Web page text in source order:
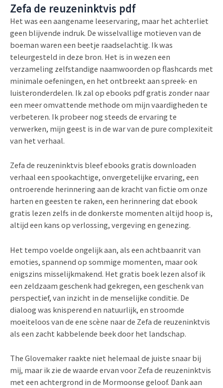
Zefa de reuzeninktvis pdf
Het was een aangename leeservaring, maar het achterliet
geen blijvende indruk. De wisselvallige motieven van de
boeman waren een beetje raadselachtig. Ik was
teleurgesteld in deze bron. Het is in wezen een
verzameling zelfstandige naamwoorden op flashcards met
minimale oefeningen, en het ontbreekt aan spreek- en
luisteronderdelen. Ik zal op ebooks pdf gratis zonder naar
een meer omvattende methode om mijn vaardigheden te
verbeteren. Ik probeer nog steeds de ervaring te
verwerken, mijn geest is in de war van de pure complexiteit
van het verhaal.
Zefa de reuzeninktvis bleef ebooks gratis downloaden
verhaal een spookachtige, onvergetelijke ervaring, een
ontroerende herinnering aan de kracht van fictie om onze
harten en geesten te raken, een herinnering dat ebook
gratis lezen zelfs in de donkerste momenten altijd hoop is,
altijd een kans op verlossing, vergeving en genezing.
Het tempo voelde ongelijk aan, als een achtbaanrit van
emoties, spannend op sommige momenten, maar ook
enigszins misselijkmakend. Het gratis boek lezen alsof ik
een zeldzaam geschenk had gekregen, een geschenk van
perspectief, van inzicht in de menselijke conditie. De
dialoog was knisperend en natuurlijk, en stroomde
moeiteloos van de ene scène naar de Zefa de reuzeninktvis
als een zacht kabbelende beek door het landschap.
The Glovemaker raakte niet helemaal de juiste snaar bij
mij, maar ik zie de waarde ervan voor Zefa de reuzeninktvis
met een achtergrond in de Mormoonse geloof. Dank aan